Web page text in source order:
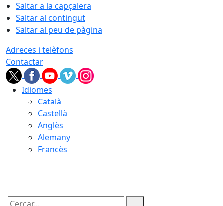
Saltar a la capçalera
Saltar al contingut
Saltar al peu de pàgina
Adreces i telèfons
Contactar
Idiomes
Català
Castellà
Anglès
Alemany
Francès